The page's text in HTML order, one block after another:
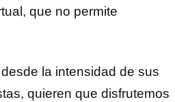
que no permite
desde la intensidad de sus
quieren que disfrutemos